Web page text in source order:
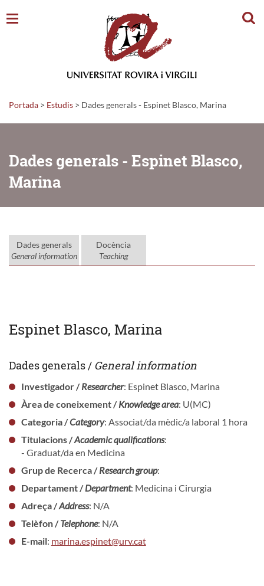
Portada > Estudis > Dades generals - Espinet Blasco, Marina
Dades generals - Espinet Blasco,
Marina
Dades generals
General information
Docència
Teaching
Espinet Blasco, Marina
Dades generals / General information
Investigador /Researcher: Espinet Blasco, Marina
Àrea de coneixement /Knowledge area: U(MC)
Categoria /Category: Associat/da mèdic/a laboral 1 hora
Titulacions /Academic qualifications:
- Graduat/da en Medicina
Grup de Recerca /Research group:
Departament /Department: Medicina i Cirurgia
Adreça /Address: N/A
Telèfon /Telephone: N/A
E-mail: marina.espinet@urv.cat